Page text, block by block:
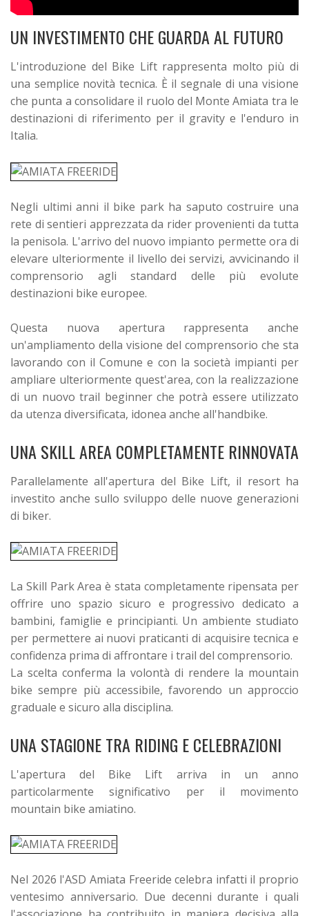
UN INVESTIMENTO CHE GUARDA AL FUTURO
L'introduzione del Bike Lift rappresenta molto più di
una semplice novità tecnica. È il segnale di una visione
che punta a consolidare il ruolo del Monte Amiata tra le
destinazioni di riferimento per il gravity e l'enduro in
Italia.
Negli ultimi anni il bike park ha saputo costruire una
rete di sentieri apprezzata da rider provenienti da tutta
la penisola. L'arrivo del nuovo impianto permette ora di
elevare ulteriormente il livello dei servizi, avvicinando il
comprensorio agli standard delle più evolute
destinazioni bike europee.
Questa nuova apertura rappresenta anche
un'ampliamento della visione del comprensorio che sta
lavorando con il Comune e con la società impianti per
ampliare ulteriormente quest'area, con la realizzazione
di un nuovo trail beginner che potrà essere utilizzato
da utenza diversificata, idonea anche all'handbike.
UNA SKILL AREA COMPLETAMENTE RINNOVATA
Parallelamente all'apertura del Bike Lift, il resort ha
investito anche sullo sviluppo delle nuove generazioni
di biker.
La Skill Park Area è stata completamente ripensata per
offrire uno spazio sicuro e progressivo dedicato a
bambini, famiglie e principianti. Un ambiente studiato
per permettere ai nuovi praticanti di acquisire tecnica e
confidenza prima di affrontare i trail del comprensorio.
La scelta conferma la volontà di rendere la mountain
bike sempre più accessibile, favorendo un approccio
graduale e sicuro alla disciplina.
UNA STAGIONE TRA RIDING E CELEBRAZIONI
L'apertura del Bike Lift arriva in un anno
particolarmente significativo per il movimento
mountain bike amiatino.
Nel 2026 l'ASD Amiata Freeride celebra infatti il proprio
ventesimo anniversario. Due decenni durante i quali